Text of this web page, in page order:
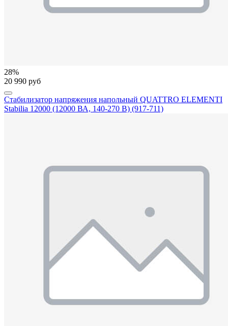
28%
20 990 руб
Стабилизатор напряжения напольный QUATTRO ELEMENTI
Stabilia 12000 (12000 ВА, 140-270 В) (917-711)